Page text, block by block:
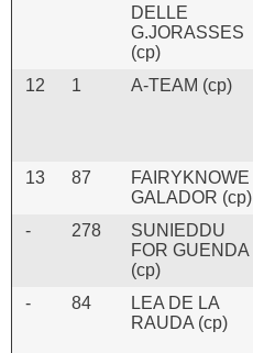
DELLE
G.JORASSES
(cp)
12 1 A-TEAM (cp)
13
87
FAIRYKNOWE
GALADOR (cp)
- 278
SUNIEDDU
FOR GUENDA
(cp)
- 84
LEA DE LA
RAUDA (cp)